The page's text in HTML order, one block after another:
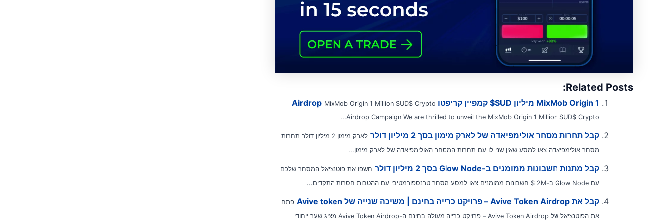
Related Posts:
MixMob Origin 1 מיליון SUD$ קמפיין קריפטו Airdrop
MixMob Origin 1 Million SUD$ Crypto
Airdrop Campaign We are thrilled to unveil the MixMob Origin 1 Million SUD$ Crypto...
קבל תחרות מסחר אולימפיאדה של לארק מימון בסך 2 מיליון דולר
לארק מימון 2 מיליון דולר תחרות
מסחר אולימפיאדה צאו למסע שאין שני לו עם תחרות המסחר האולימפיאדה של לארק מימון...
קבל מתנות חשבונות ממומנים ב-Glow Node בסך 2 מיליון דולר
חשפו את פוטנציאל המסחר שלכם
עם Glow Node ב-2M $ חשבונות ממומנים צאו למסע מסחר טרנספורמטיבי עם ההטבות חסרות התקדים...
קבל את Avive Token Airdrop – פרויקט כרייה בחינם | משיכה שנייה של Avive token
פתח
את הפוטנציאל של Avive Token Airdrop – פרויקט כרייה מעולה בחינם ה-Avive Token Airdrop מציג שער ייחודי